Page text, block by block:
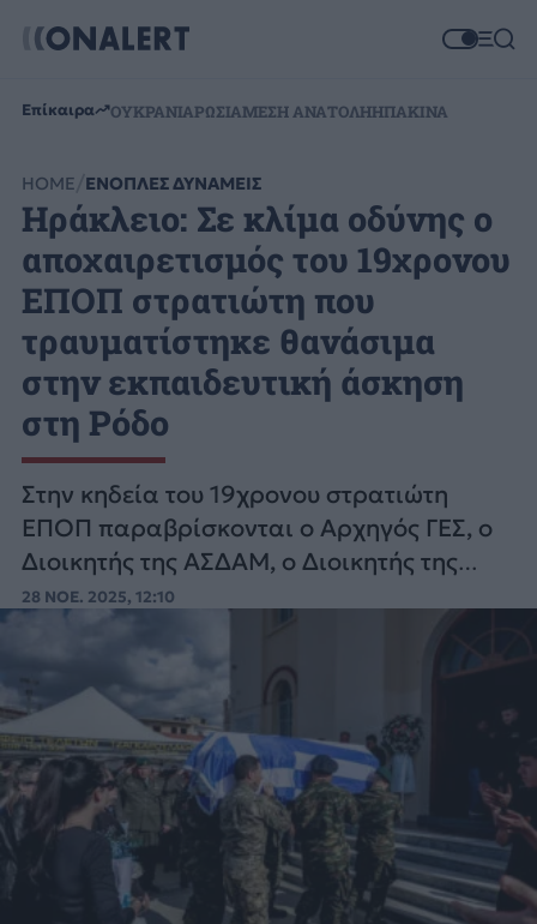
Επίκαιρα ΟΥΚΡΑΝΙΑΡΩΣΙΑΜΕΣΗ ΑΝΑΤΟΛΗΗΠΑΚΙΝΑ
HOME ΕΝΟΠΛΕΣ ΔΥΝΑΜΕΙΣ
Ηράκλειο: Σε κλίμα οδύνης ο
αποχαιρετισμός του 19χρονου
ΕΠΟΠ στρατιώτη που
τραυματίστηκε θανάσιμα
στην εκπαιδευτική άσκηση
στη Ρόδο
Στην κηδεία του 19χρονου στρατιώτη
ΕΠΟΠ παραβρίσκονται ο Αρχηγός ΓΕΣ, ο
Διοικητής της ΑΣΔΑΜ, ο Διοικητής της
95ης ΑΔΤΕ και ο Διοικητής της 44 ΣΔΙ.
28 ΝΟΕ. 2025, 12:10